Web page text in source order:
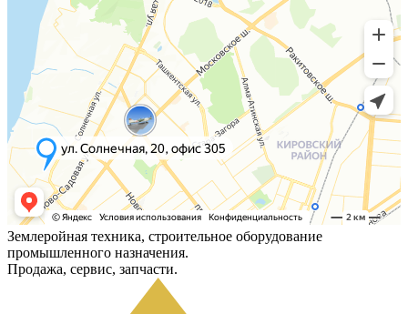
Землеройная техника, строительное оборудование
промышленного назначения.
Продажа, сервис, запчасти.